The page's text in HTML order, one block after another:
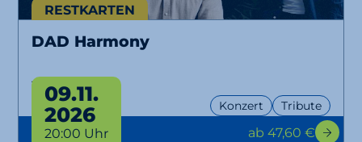
RESTKARTEN
DAD Harmony
Tour 2026
Konzert Tribute
09.11.
2026
20:00 Uhr ab 47,60 €